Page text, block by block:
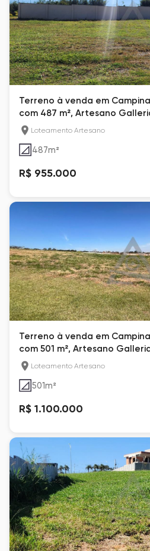
Terreno à venda em
com 487 m², Artesano
Loteamento Artesano
487m²
R$ 955.000
Terreno à venda em
com 501 m², Artesano
Loteamento Artesano
501m²
R$ 1.100.000